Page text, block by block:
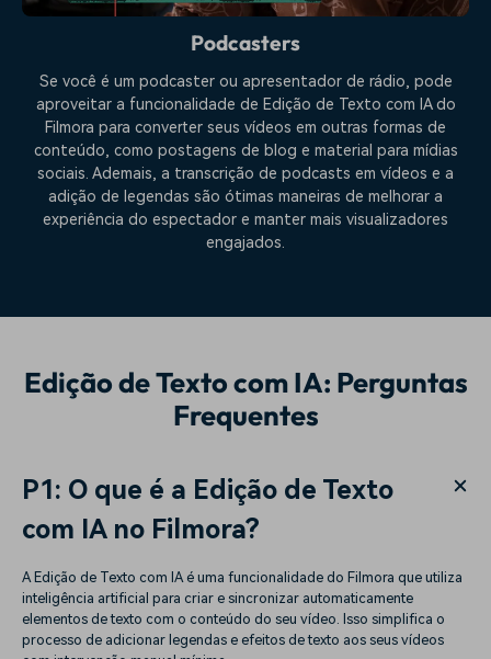
Podcasters
Se você é um podcaster ou apresentador de rádio, pode
aproveitar a funcionalidade de Edição de Texto com IA do
Filmora para converter seus vídeos em outras formas de
conteúdo, como postagens de blog e material para mídias
sociais. Ademais, a transcrição de podcasts em vídeos e a
adição de legendas são ótimas maneiras de melhorar a
experiência do espectador e manter mais visualizadores
engajados.
Edição de Texto com IA: Perguntas
Frequentes
P1: O que é a Edição de Texto
com IA no Filmora?
A Edição de Texto com IA é uma funcionalidade do Filmora que utiliza
inteligência artificial para criar e sincronizar automaticamente
elementos de texto com o conteúdo do seu vídeo. Isso simplifica o
processo de adicionar legendas e efeitos de texto aos seus vídeos